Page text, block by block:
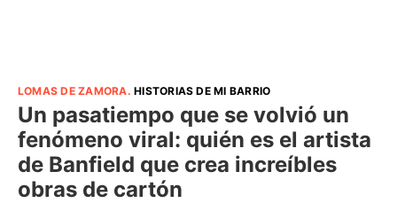
LOMAS DE ZAMORA.HISTORIAS DE MI BARRIO
Un pasatiempo que se volvió un
fenómeno viral: quién es el artista
de Banfield que crea increíbles
obras de cartón